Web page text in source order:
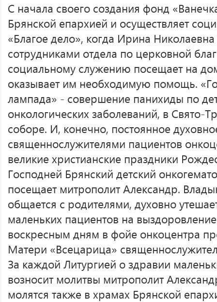
С начала своего создания фонд
Брянской епархией и осуществляет
«Благое дело», когда Ирина
сотрудниками отдела по церковной
социальному служению посещает на
оказывает им необходимую помощь.
лампада» - совершение панихиды по
онкологических заболеваний, в Свято-
соборе. И, конечно, постоянное
священнослужителями пациентов
великие христианские праздники
Господней Брянский детский
посещает митрополит Александр.
общается с родителями, духовно
маленьких пациентов на
воскресным дням в фойе онкоцентра
Матери «Всецарица»
За каждой Литургией о здравии
возносит молитвы митрополит
молятся также в храмах Брянской